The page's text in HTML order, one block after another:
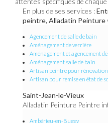
En plus de ses services :
peintre, Alladatin Peinture
Agencement de salle de bain
Aménagement de verrière
Aménagement et agencement
Aménagement salle de bain
Artisan peintre pour rénovation
Artisan pour remise en état de
Saint-Jean-le-Vieux
Alladatin Peinture Peintre
Ambérieu-en-Bugey